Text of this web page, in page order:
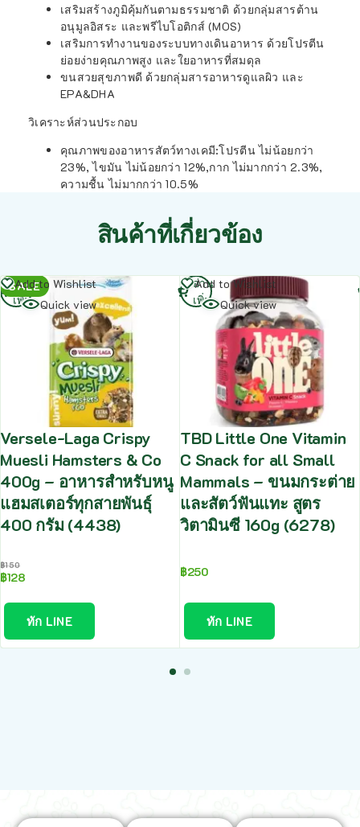
เสริมสร้างภูมิคุ้มกันตามธรรมชาติ ด้วยกลุ่มสารต้าน
อนุมูลอิสระ และพรีไบโอติกส์ (MOS)
เสริมการทำงานของระบบทางเดินอาหาร ด้วยโปรตีน
ย่อยง่ายคุณภาพสูง และใยอาหารที่สมดุล
ขนสวยสุขภาพดี ด้วยกลุ่มสารอาหารดูแลผิว และ
EPA&DHA
วิเคราะห์ส่วนประกอบ
คุณภาพของอาหารสัตว์ทางเคมี:โปรตีน ไม่น้อยกว่า
23%, ไขมัน ไม่น้อยกว่า 12%,กาก ไม่มากกว่า 2.3%,
ความชื้น ไม่มากกว่า 10.5%
สินค้าที่เกี่ยวข้อง
SALE
Add to Wishlist
Quick view
Versele-Laga Crispy
Muesli Hamsters & Co
400g – อาหารสำหรับหนู
แฮมสเตอร์ทุกสายพันธุ์
400 กรัม (4438)
฿150
฿128
ทัก LINE
อ่าน
เพิ่ม
Add to Wishlist
Quick view
TBD Little One Vitamin
C Snack for all Small
Mammals – ขนมกระต่าย
และสัตว์ฟันแทะ สูตร
วิตามินซี 160g (6278)
฿250
ทัก LINE
อ่าน
เพิ่ม